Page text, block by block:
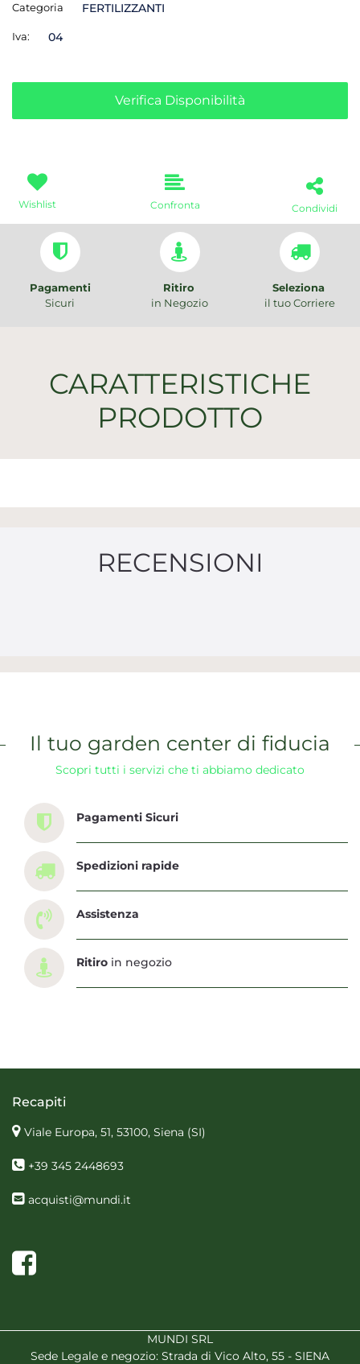
Categoria FERTILIZZANTI
Iva: 04
Verifica Disponibilità
Wishlist Confronta Condividi
Pagamenti
Sicuri
Ritiro
in Negozio
Seleziona
il tuo Corriere
CARATTERISTICHE
PRODOTTO
RECENSIONI
Il tuo garden center di fiducia
Scopri tutti i servizi che ti abbiamo dedicato
Pagamenti Sicuri
Spedizioni rapide
Assistenza
Ritiro in negozio
Recapiti
Viale Europa, 51, 53100, Siena (SI)
+39 345 2448693
acquisti@mundi.it
Facebook
MUNDI SRL
Sede Legale e negozio: Strada di Vico Alto, 55 - SIENA